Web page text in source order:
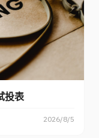
投表
2026/8/5